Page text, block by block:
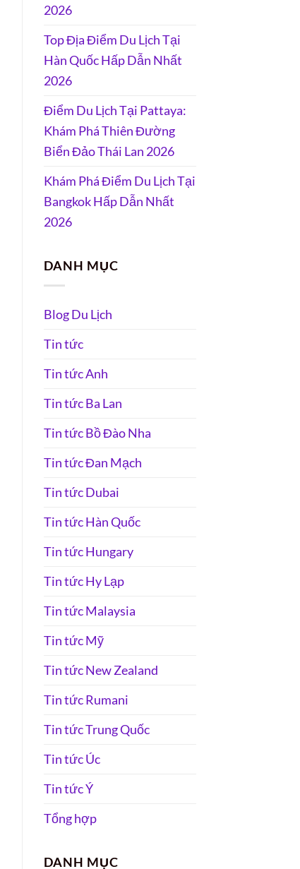
2026
Top Địa Điểm Du Lịch Tại
Hàn Quốc Hấp Dẫn Nhất
2026
Điểm Du Lịch Tại Pattaya:
Khám Phá Thiên Đường
Biển Đảo Thái Lan 2026
Khám Phá Điểm Du Lịch Tại
Bangkok Hấp Dẫn Nhất
2026
DANH MỤC
Blog Du Lịch
Tin tức
Tin tức Anh
Tin tức Ba Lan
Tin tức Bồ Đào Nha
Tin tức Đan Mạch
Tin tức Dubai
Tin tức Hàn Quốc
Tin tức Hungary
Tin tức Hy Lạp
Tin tức Malaysia
Tin tức Mỹ
Tin tức New Zealand
Tin tức Rumani
Tin tức Trung Quốc
Tin tức Úc
Tin tức Ý
Tổng hợp
DANH MỤC